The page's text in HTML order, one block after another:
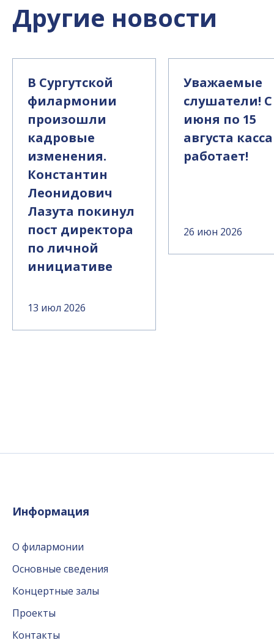
Другие новости
В Сургутской
филармонии
произошли
кадровые
изменения.
Константин
Леонидович
Лазута покинул
пост директора
по личной
инициативе
13 июл 2026
Уважаемые
слушатели! С
июня по 15
августа
работает!
26 июн 2026
Информация
О филармонии
Основные сведения
Концертные залы
Проекты
Контакты